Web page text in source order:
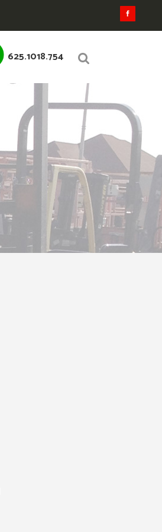
625.1018.754